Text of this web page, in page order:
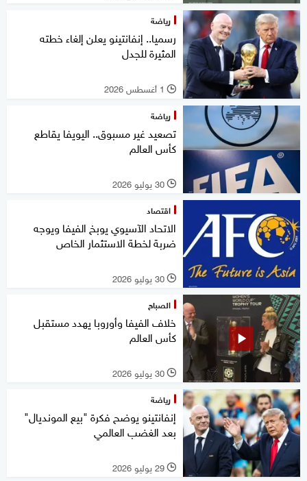
رياضة
رسميا.. إنفانتينو يعلن إلغاء خطته
المثيرة للجدل
l 1 أغسطس 2026
رياضة
تصعيد غير مسبوق.. اليويفا يقاطع
كأس العالم
l 30 يوليو 2026
اقتصاد
الاتحاد الآسيوي يوبخ الفيفا ويوجه
ضربة لخطة الاستثمار الخاص
l 30 يوليو 2026
الصباح
خلاف الفيفا وأوروبا يهدد مستقبل
كأس العالم
l 30 يوليو 2026
رياضة
إنفانتينو يوضح فكرة "بيع المونديال"
بعد الغضب العالمي
l 29 يوليو 2026